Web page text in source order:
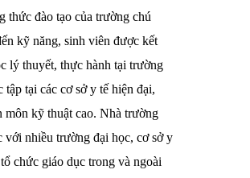
thức đào tạo của trường chú
kỹ năng, sinh viên được kết
lý thuyết, thực hành tại trường
tập tại các cơ sở y tế hiện đại,
môn kỹ thuật cao. Nhà trường
với nhiều trường đại học, cơ sở y
chức giáo dục trong và ngoài